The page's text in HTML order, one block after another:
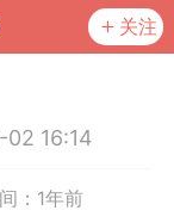
关注
16:14
：1年前